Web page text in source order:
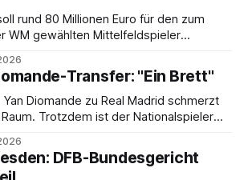
rund 80 Millionen Euro für den zum
WM gewählten Mittelfeldspieler
Transfer: "Ein Brett"
Diomande zu Real Madrid schmerzt
Trotzdem ist der Nationalspieler
DFB-Bundesgericht